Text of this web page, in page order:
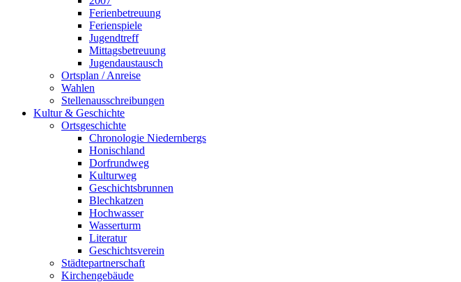
Ferienbetreuung
Ferienspiele
Jugendtreff
Mittagsbetreuung
Jugendaustausch
Ortsplan / Anreise
Wahlen
Stellenausschreibungen
Kultur & Geschichte
Ortsgeschichte
Chronologie Niedernbergs
Honischland
Dorfrundweg
Kulturweg
Geschichtsbrunnen
Blechkatzen
Hochwasser
Wasserturm
Literatur
Geschichtsverein
Städtepartnerschaft
Kirchengebäude